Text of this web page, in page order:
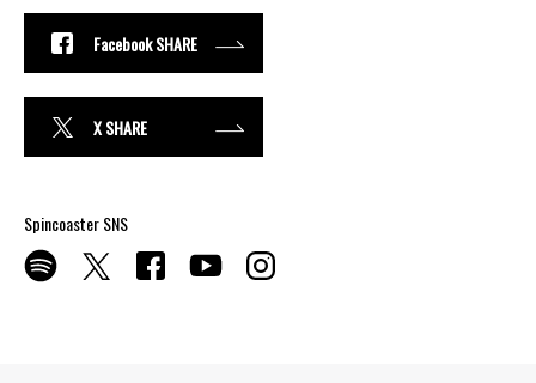
Facebook SHARE
X SHARE
Spincoaster SNS